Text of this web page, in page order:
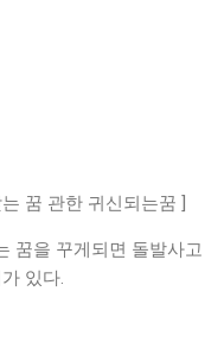
꿈 관한 귀신되는꿈 ]
꿈을 꾸게되면 돌발사고
있다.